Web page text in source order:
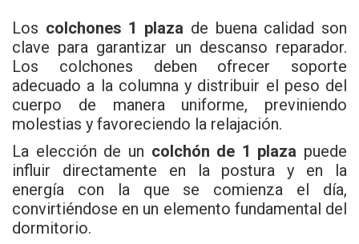
Los colchones 1 plaza de buena calidad son
clave para garantizar un descanso reparador.
Los colchones deben ofrecer soporte
adecuado a la columna y distribuir el peso del
cuerpo de manera uniforme, previniendo
molestias y favoreciendo la relajación.
La elección de un colchón de 1 plaza puede
influir directamente en la postura y en la
energía con la que se comienza el día,
convirtiéndose en un elemento fundamental del
dormitorio.